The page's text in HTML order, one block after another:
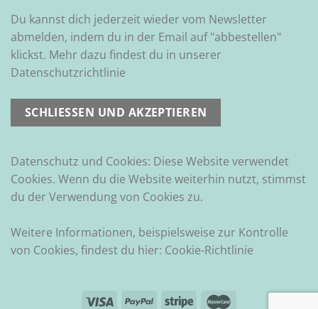
Du kannst dich jederzeit wieder vom Newsletter
abmelden, indem du in der Email auf "abbestellen"
klickst. Mehr dazu findest du in unserer
Datenschutzrichtlinie
Datenschutz und Cookies: Diese Website verwendet
Cookies. Wenn du die Website weiterhin nutzt, stimmst
du der Verwendung von Cookies zu.
Weitere Informationen, beispielsweise zur Kontrolle
von Cookies, findest du hier: Cookie-Richtlinie